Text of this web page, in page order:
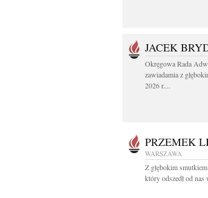
JACEK
Okręgowa Rada
zawiadamia z
2026 r....
PRZEMEK
WARSZAWA
Z głębokim
który odszedł od